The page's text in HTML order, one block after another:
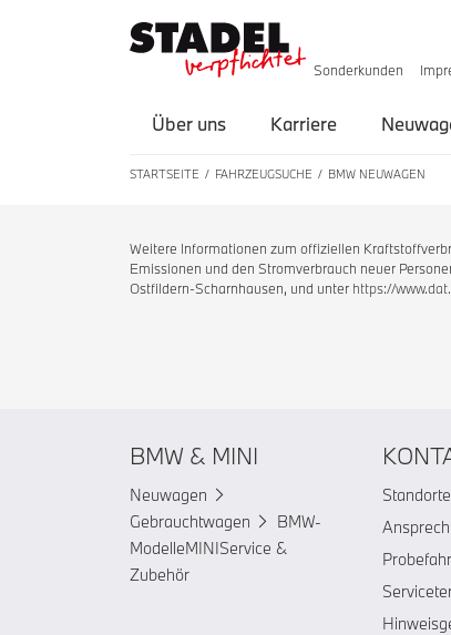
Sonderkunden
Über uns Karriere
STARTSEITE FAHRZEUGSUCHE BMW NEUWAGEN
Weitere Informationen zum offiziellen
Emissionen und den Stromverbrauch neuer
Ostfildern-Scharnhausen, und unter https://
BMW & MINI
Neuwagen
Gebrauchtwagen
BMW-
ModelleMINIService &
Zubehör
Standorte